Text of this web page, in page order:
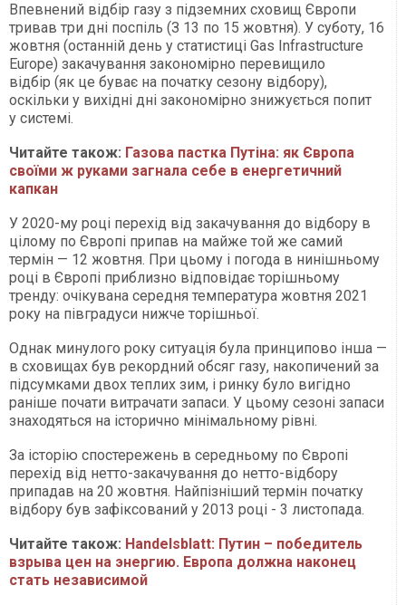
Впевнений відбір газу з підземних сховищ Європи
тривав три дні поспіль (З 13 по 15 жовтня). У суботу, 16
жовтня (останній день у статистиці Gas Infrastructure
Europe) закачування закономірно перевищило
відбір (як це буває на початку сезону відбору),
оскільки у вихідні дні закономірно знижується попит
у системі.
Читайте також: Газова пастка Путіна: як Європа
своїми ж руками загнала себе в енергетичний
капкан
У 2020-му році перехід від закачування до відбору в
цілому по Європі припав на майже той же самий
термін — 12 жовтня. При цьому і погода в нинішньому
році в Європі приблизно відповідає торішньому
тренду: очікувана середня температура жовтня 2021
року на півградуси нижче торішньої.
Однак минулого року ситуація була принципово інша —
в сховищах був рекордний обсяг газу, накопичений за
підсумками двох теплих зим, і ринку було вигідно
раніше почати витрачати запаси. У цьому сезоні запаси
знаходяться на історично мінімальному рівні.
За історію спостережень в середньому по Європі
перехід від нетто-закачування до нетто-відбору
припадав на 20 жовтня. Найпізніший термін початку
відбору був зафіксований у 2013 році - 3 листопада.
Читайте також: Handelsblatt: Путин – победитель
взрыва цен на энергию. Европа должна наконец
стать независимой